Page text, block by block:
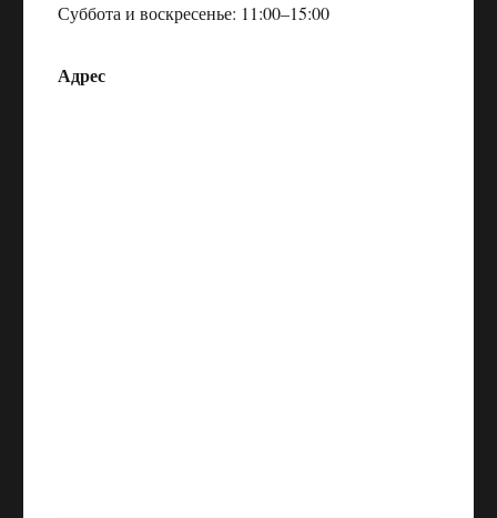
Суббота и воскресенье: 11:00–15:00
Адрес